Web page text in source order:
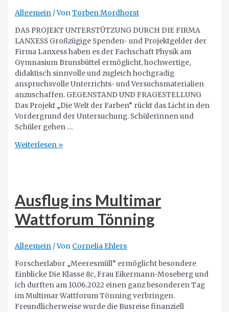
Allgemein/ VonTorben Mordhorst
DAS PROJEKT UNTERSTÜTZUNG DURCH DIE FIRMA
LANXESS Großzügige Spenden- und Projektgelder der
Firma Lanxess haben es der Fachschaft Physik am
Gymnasium Brunsbüttel ermöglicht, hochwertige,
didaktisch sinnvolle und zugleich hochgradig
anspruchsvolle Unterrichts- und Versuchsmaterialien
anzuschaffen. GEGENSTAND UND FRAGESTELLUNG
Das Projekt „Die Welt der Farben“ rückt das Licht in den
Vordergrund der Untersuchung. Schülerinnen und
Schüler gehen …
Die
Weiterlesen »
Ausflug ins Multimar
Wattforum Tönning
Allgemein / Von Cornelia Ehlers
Forscherlabor „Meeresmüll“ ermöglicht besondere
Einblicke Die Klasse 8c, Frau Eikermann-Moseberg und
ich durften am 10.06.2022 einen ganz besonderen Tag
im Multimar Wattforum Tönning verbringen.
Freundlicherweise wurde die Busreise finanziell